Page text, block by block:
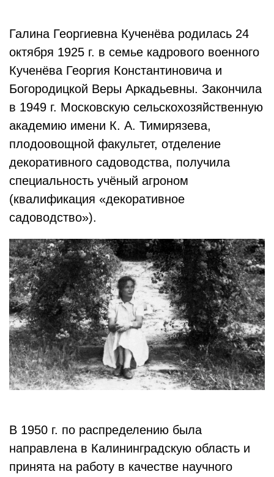
Галина Георгиевна Кученёва родилась 24
октября 1925 г. в семье кадрового военного
Кученёва Георгия Константиновича и
Богородицкой Веры Аркадьевны. Закончила
в 1949 г. Московскую сельскохозяйственную
академию имени К. А. Тимирязева,
плодоовощной факультет, отделение
декоративного садоводства, получила
специальность учёный агроном
(квалификация «декоративное
садоводство»).
В 1950 г. по распределению была
направлена в Калининградскую область и
принята на работу в качестве научного